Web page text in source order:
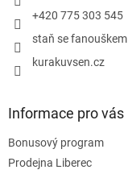
+420 775 303 545
staň se fanouškem
kurakuvsen.cz
Informace pro vás
Bonusový program
Prodejna Liberec